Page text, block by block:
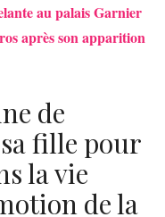
au palais Garnier
après son apparition
de
fille pour
la vie
de la